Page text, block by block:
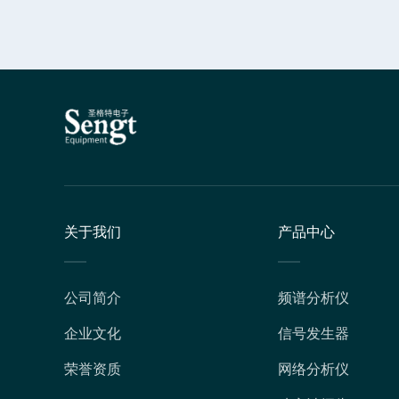
关于我们
公司简介
企业文化
荣誉资质
产品中心
频谱分析仪
信号发生器
网络分析仪